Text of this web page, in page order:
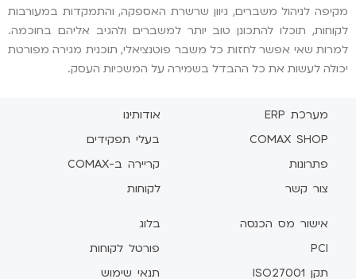
מקיפה לניהול משברים, גיוון שרשרת האספקה, והתמקדות במעורבות
לקוחות, תוכלו להתכונן טוב יותר למשברים ולהגיב אליהם בחוכמה.
למרות שאי אפשר לחזות כל משבר פוטנציאלי, תוכנית מגירה מפורטת
יכולה לעשות את כל ההבדל בשמירה על המשכיות העסק.
מערכת ERP
COMAX SHOP
פתרונות
צור קשר
אודותינו
בעלי תפקידים
קריירה ב-COMAX
לקוחות
אישור מס הכנסה
PCI
תקן ISO27001
בלוג
פורטל לקוחות
תנאי שימוש